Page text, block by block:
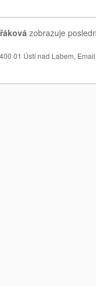
zobrazuje
01 Ústí nad Labem,